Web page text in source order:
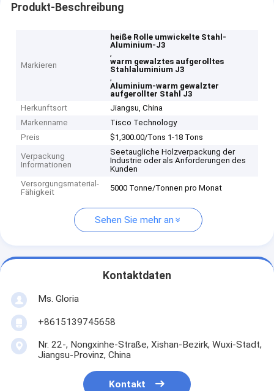
Produkt-Beschreibung
Markieren
heiße Rolle umwickelte Stahl-
Aluminium-J3
,
warm gewalztes aufgerolltes
Stahlaluminium J3
,
Aluminium-warm gewalzter
aufgerollter Stahl J3
Herkunftsort
Jiangsu, China
Markenname
Tisco Technology
Preis
$1,300.00/Tons 1-18 Tons
Verpackung
Informationen
Seetaugliche Holzverpackung der
Industrie oder als Anforderungen des
Kunden
Versorgungsmaterial-
Fähigkeit
5000 Tonne/Tonnen pro Monat
Sehen Sie mehr an
Kontaktdaten
Ms. Gloria
+8615139745658
Nr. 22-, Nongxinhe-Straße, Xishan-Bezirk, Wuxi-Stadt,
Jiangsu-Provinz, China
Kontakt